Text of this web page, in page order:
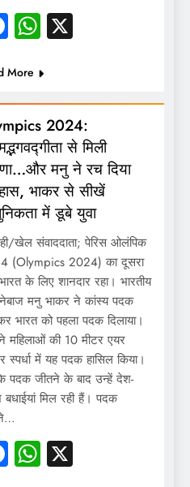
Facebook
WhatsApp
X
More
2024:
से मिली
मनु ने रच दिया
भाकर से सीखें
में डूबे युवा
खेल संवाददाता; पेरिस ओलंपिक
(Olympics 2024) का दूसरा
के लिए शानदार रहा। भारतीय
मनु भाकर ने कांस्य पदक
भारत को पहला पदक दिलाया।
महिलाओं की 10 मीटर एयर
स्पर्धा में यह पदक हासिल किया।
पदक जीतने के बाद उन्हें देश-
बधाईयां मिल रही हैं। पदक
Facebook
WhatsApp
X